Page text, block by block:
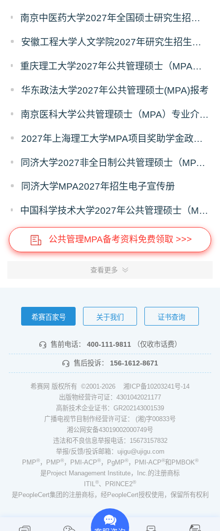
南京中医药大学2027年全国硕士研究生招生考试初试自命题科目考试内容及参考书目
安徽工程大学人文学院2027年研究生招生简章
重庆理工大学2027年公共管理硕士（MPA）专业学位研究生（双证）报考
华东政法大学2027年公共管理硕士(MPA)报考
南京医科大学公共管理硕士（MPA）专业介绍（2027年）
2027年上海理工大学MPA项目奖助学金政策发布
同济大学2027非全日制公共管理硕士（MPA）奖学金方案
同济大学MPA2027年招生电子宣传册
中国科学技术大学2027年公共管理硕士（MPA）专业学位研究生招生通知
公共管理MPA备考资料免费领取 >>>
查看更多
希赛百家号 关于我们 证书查询
售前电话： 400-111-9811 （仅收市话费）
售后投诉： 156-1612-8671
希赛网 版权所有 ©2001-2026 湘ICP备10203241号-14
出版物经营许可证：4301042021177
高新技术企业证书：GR202143001539
广播电视节目制作经营许可证： (湘)字00833号
湘公网安备43019002000749号
违法和不良信息举报电话：15673157832
举报/反馈/投诉邮箱：ujigu@ujigu.com
PMP®，PMP®，PMI-ACP®，PgMP®，PMI-ACP®和PMBOK®
是Project Management Institute，Inc.的注册商标
ITIL®、PRINCE2®
是PeopleCert集团的注册商标，经PeopleCert授权使用，保留所有权利